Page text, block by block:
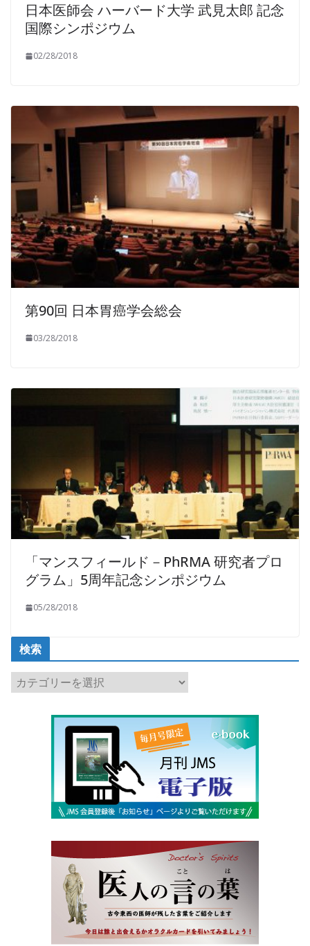
日本医師会 ハーバード大学 武見太郎 記念
国際シンポジウム
02/28/2018
第90回 日本胃癌学会総会
03/28/2018
「マンスフィールド－PhRMA 研究者プロ
グラム」5周年記念シンポジウム
05/28/2018
検索
検